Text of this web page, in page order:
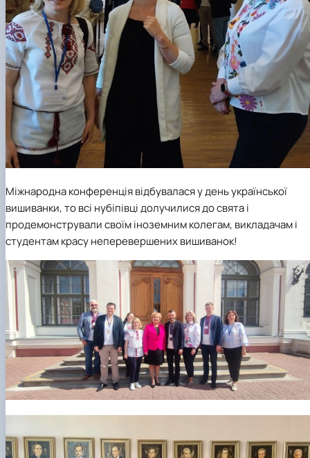
Міжнародна конференція відбувалася у день української
вишиванки, то всі нубіпівці долучилися до свята і
продемонстрували своїм іноземним колегам, викладачам і
студентам красу неперевершених вишиванок!